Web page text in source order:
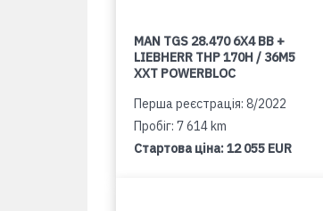
MAN TGS 28.470 6X4 BB +
LIEBHERR THP 170H / 36M5
XXT POWERBLOC
Перша реєстрація: 8/2022
Пробіг: 7 614 km
Стартова ціна:12 055 EUR